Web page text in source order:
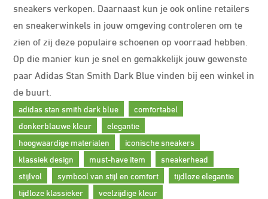
sneakers verkopen. Daarnaast kun je ook online retailers
en sneakerwinkels in jouw omgeving controleren om te
zien of zij deze populaire schoenen op voorraad hebben.
Op die manier kun je snel en gemakkelijk jouw gewenste
paar Adidas Stan Smith Dark Blue vinden bij een winkel in
de buurt.
adidas stan smith dark blue
comfortabel
donkerblauwe kleur
elegantie
hoogwaardige materialen
iconische sneakers
klassiek design
must-have item
sneakerhead
stijlvol
symbool van stijl en comfort
tijdloze elegantie
tijdloze klassieker
veelzijdige kleur